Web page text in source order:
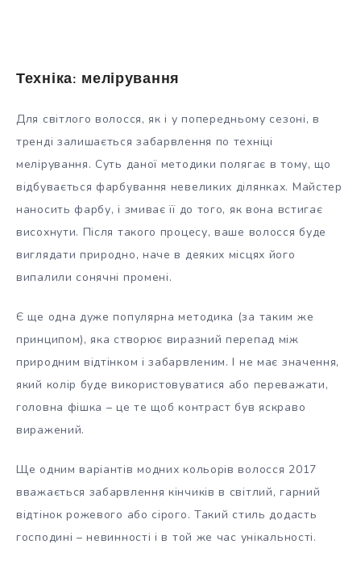
Техніка: мелірування
Для світлого волосся, як і у попередньому сезоні, в
тренді залишається забарвлення по техніці
мелірування. Суть даної методики полягає в тому, що
відбувається фарбування невеликих ділянках. Майстер
наносить фарбу, і змиває її до того, як вона встигає
висохнути. Після такого процесу, ваше волосся буде
виглядати природно, наче в деяких місцях його
випалили сонячні промені.
Є ще одна дуже популярна методика (за таким же
принципом), яка створює виразний перепад між
природним відтінком і забарвленим. І не має значення,
який колір буде використовуватися або переважати,
головна фішка – це те щоб контраст був яскраво
виражений.
Ще одним варіантів модних кольорів волосся 2017
вважається забарвлення кінчиків в світлий, гарний
відтінок рожевого або сірого. Такий стиль додасть
господині – невинності і в той же час унікальності.